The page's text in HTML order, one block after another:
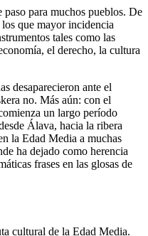
para muchos pueblos. De
que mayor incidencia
tales como las
el derecho, la cultura
desaparecieron ante el
no. Más aún: con el
un largo período
Álava, hacia la ribera
la Edad Media a muchas
ha dejado como herencia
frases en las glosas de
cultural de la Edad Media.